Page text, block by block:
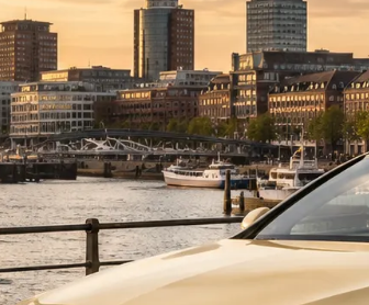
Unser Großraumtaxi Service
Impressum
Mehr